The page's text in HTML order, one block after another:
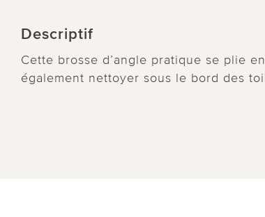
Descriptif
Cette brosse d’angle pratique se plie
également nettoyer sous le bord des